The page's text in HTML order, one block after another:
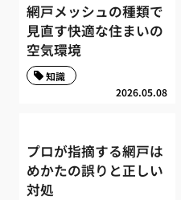
網戸メッシュの種類で
見直す快適な住まいの
空気環境
2026.05.08
知識
プロが指摘する網戸は
めかたの誤りと正しい
対処